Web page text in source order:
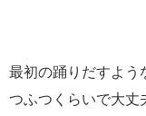
最初の踊りだすよう
つふつくらいで大丈